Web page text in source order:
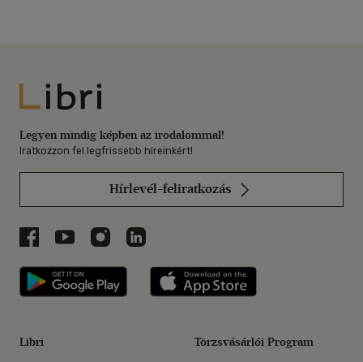
Libri
Legyen mindig képben az irodalommal!
Iratkozzon fel legfrissebb híreinkért!
Hírlevél-feliratkozás
Libri a Facebookon
Libri a Youtube-on
Libri az Instagramon
Libri a LinkedInen
Libri applikáció Szerezd meg: Google
Libri Törzsvásárlói Program